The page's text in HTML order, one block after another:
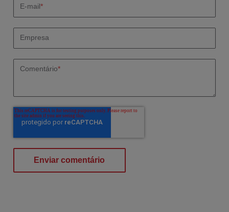
E-mail*
Empresa
Comentário*